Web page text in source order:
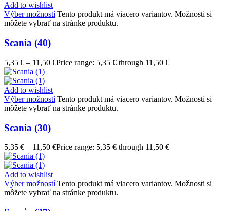
Add to wishlist
Výber možností Tento produkt má viacero variantov. Možnosti si
môžete vybrať na stránke produktu.
Scania (40)
5,35 € – 11,50 €Price range: 5,35 € through 11,50 €
Add to wishlist
Výber možností Tento produkt má viacero variantov. Možnosti si
môžete vybrať na stránke produktu.
Scania (30)
5,35 € – 11,50 €Price range: 5,35 € through 11,50 €
Add to wishlist
Výber možností Tento produkt má viacero variantov. Možnosti si
môžete vybrať na stránke produktu.